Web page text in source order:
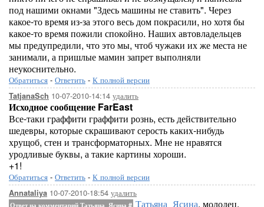
под нашими окнами "Здесь машины не ставить". Через
какое-то время из-за этого весь дом покрасили, но хотя бы
какое-то время пожили спокойно. Наших автовладельцев
мы предупредили, что это мы, чтоб чужаки их же места не
занимали, а пришлые мамин запрет выполняли
неукоснительно.
Обратиться - Ответить - К полной версии
TatjanaSch 10-07-2010-14:14 удалить
Исходное сообщение FarEast
Все-таки граффити граффити рознь, есть действительно
шедевры, которые скрашивают серость каких-нибудь
хрущоб, стен и трансформаторных. Мне не нравятся
уродливые буквы, а такие картины хороши.
+1!
Обратиться - Ответить - К полной версии
Annataliya 10-07-2010-18:54 удалить
Ответ на комментарий Татьяна_Ясина # Татьяна_Ясина, молодец,